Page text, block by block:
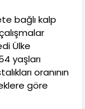
bağlı kalp
Ülke
yaşları
oranının
göre